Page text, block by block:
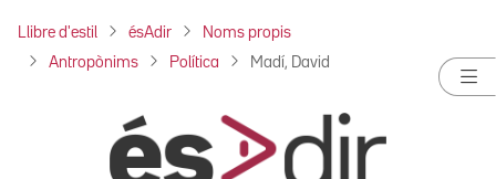
Llibre d'estil ésAdir Noms propis
Antropònims Política Madí, David